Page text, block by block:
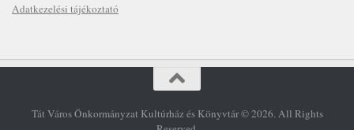
Adatkezelési tájékoztató
Tát Város Önkormányzat Kultúrház és Könyvtár © 2026. All Rights